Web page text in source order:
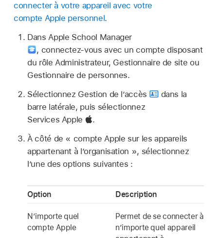
connecter à votre appareil avec votre
compte Apple personnel.
Dans Apple School Manager
, connectez‑vous avec un compte disposant
du rôle Administrateur, Gestionnaire de site ou
Gestionnaire de personnes.
Sélectionnez Gestion de l’accès
dans la
barre latérale, puis sélectionnez
Services Apple
.
À côté de « compte Apple sur les appareils
appartenant à l’organisation », sélectionnez
l’une des options suivantes :
Option Description
N’importe quel
compte Apple
Permet de se connecter à
n’importe quel appareil